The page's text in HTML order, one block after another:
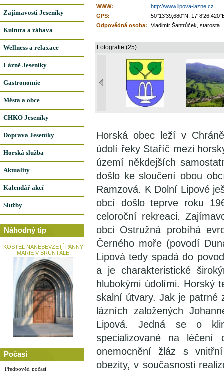
Zajímavosti Jeseníky
Kultura a zábava
Wellness a relaxace
Lázně Jeseníky
Gastronomie
Města a obce
CHKO Jeseníky
Doprava Jeseníky
Horská služba
Aktuality
Kalendář akcí
Služby
Náhodný tip
KOSTEL NANEBEVZETÍ PANNY
MARIE V BRUNTÁLE
Počasí
Předpověď počasí
WWW:
http://www.lipova-lazne.cz
GPS:
50°13'39,680"N,
Odpovědná osoba:
Vladimír Šantrůček, starosta
Fotografie (25)
Horská obec leží v
údolí řeky Staříč mezi
území někdejších
došlo ke sloučení obou
Ramzová. K Dolní Lipové
obcí došlo teprve roku
celoroční rekreaci.
obci Ostružná probíhá
Černého moře (povodí
Lipová tedy spadá do
a je charakteristické
hlubokými údolími. Horský
skalní útvary. Jak je patrné
lázních založených
Lipová. Jedná se o
specializované na léčení
onemocnění žláz s
obezity, v současnosti